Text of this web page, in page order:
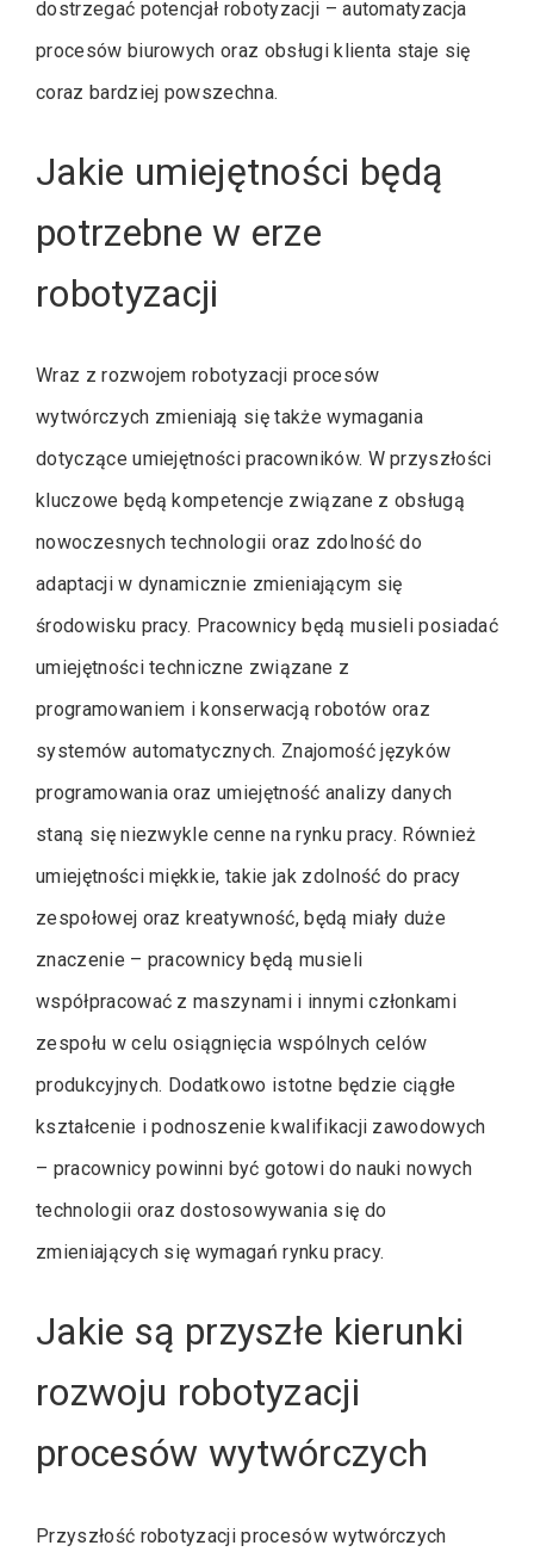
dostrzegać potencjał robotyzacji – automatyzacja
procesów biurowych oraz obsługi klienta staje się
coraz bardziej powszechna.
Jakie umiejętności będą
potrzebne w erze
robotyzacji
Wraz z rozwojem robotyzacji procesów
wytwórczych zmieniają się także wymagania
dotyczące umiejętności pracowników. W przyszłości
kluczowe będą kompetencje związane z obsługą
nowoczesnych technologii oraz zdolność do
adaptacji w dynamicznie zmieniającym się
środowisku pracy. Pracownicy będą musieli posiadać
umiejętności techniczne związane z
programowaniem i konserwacją robotów oraz
systemów automatycznych. Znajomość języków
programowania oraz umiejętność analizy danych
staną się niezwykle cenne na rynku pracy. Również
umiejętności miękkie, takie jak zdolność do pracy
zespołowej oraz kreatywność, będą miały duże
znaczenie – pracownicy będą musieli
współpracować z maszynami i innymi członkami
zespołu w celu osiągnięcia wspólnych celów
produkcyjnych. Dodatkowo istotne będzie ciągłe
kształcenie i podnoszenie kwalifikacji zawodowych
– pracownicy powinni być gotowi do nauki nowych
technologii oraz dostosowywania się do
zmieniających się wymagań rynku pracy.
Jakie są przyszłe kierunki
rozwoju robotyzacji
procesów wytwórczych
Przyszłość robotyzacji procesów wytwórczych